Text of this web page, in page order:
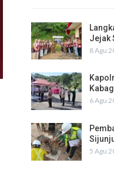
Jejak
8 Agu
6 Agu
5 Agu